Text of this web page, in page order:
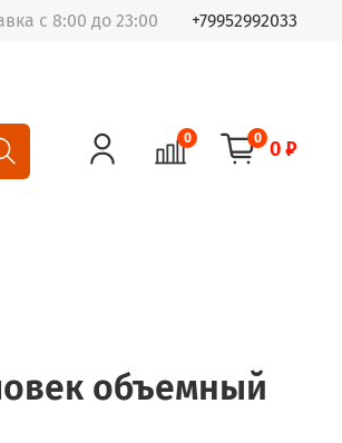
с 8:00 до 23:00 +79952992033
0 0 0 ₽
объемный